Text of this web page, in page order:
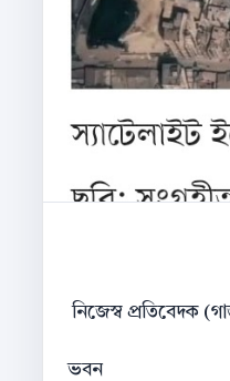
নিজেস্ব প্রতিবেদক
ভবন